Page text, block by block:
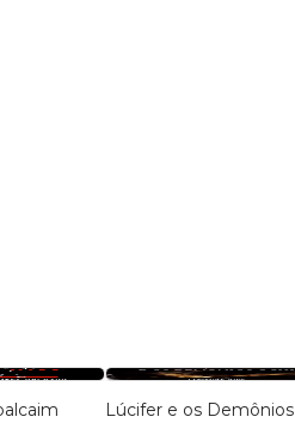
Lúcifer e os Demônios